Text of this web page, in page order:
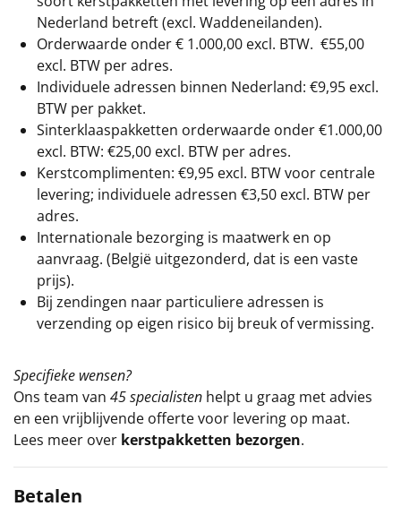
Nederland betreft (excl. Waddeneilanden).
Orderwaarde onder € 1.000,00 excl. BTW. €55,00
excl. BTW per adres.
Individuele adressen binnen Nederland: €9,95 excl.
BTW per pakket.
Sinterklaaspakketten orderwaarde onder €1.000,00
excl. BTW: €25,00 excl. BTW per adres.
Kerstcomplimenten: €9,95 excl. BTW voor centrale
levering; individuele adressen €3,50 excl. BTW per
adres.
Internationale bezorging is maatwerk en op
aanvraag. (België uitgezonderd, dat is een vaste
prijs).
Bij zendingen naar particuliere adressen is
verzending op eigen risico bij breuk of vermissing.
Specifieke wensen?
Ons team van 45 specialisten helpt u graag met advies
en een vrijblijvende offerte voor levering op maat.
Lees meer over kerstpakketten bezorgen.
Betalen